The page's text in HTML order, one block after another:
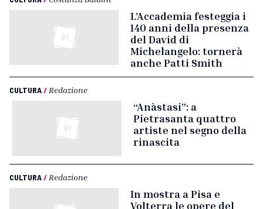
L’Accademia festeggia i
140 anni della presenza
del David di
Michelangelo: tornerà
anche Patti Smith
CULTURA/ Redazione
“Anàstasi”: a
Pietrasanta quattro
artiste nel segno della
rinascita
CULTURA/ Redazione
In mostra a Pisa e
Volterra le opere del